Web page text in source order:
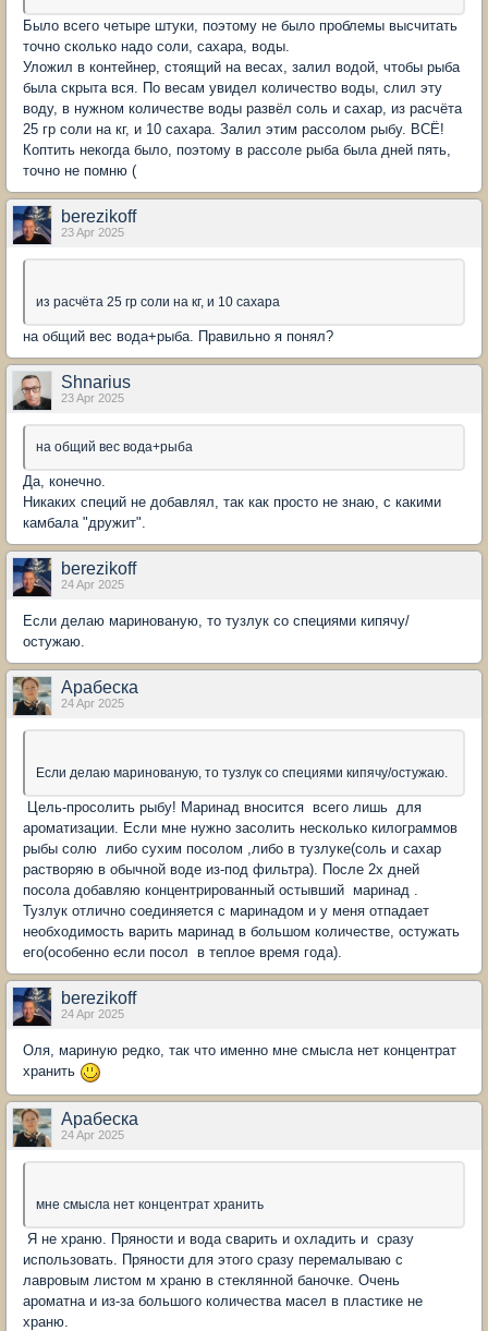
Было всего четыре штуки, поэтому не было проблемы высчитать
точно сколько надо соли, сахара, воды.
Уложил в контейнер, стоящий на весах, залил водой, чтобы рыба
была скрыта вся. По весам увидел количество воды, слил эту
воду, в нужном количестве воды развёл соль и сахар, из расчёта
25 гр соли на кг, и 10 сахара. Залил этим рассолом рыбу. ВСЁ!
Коптить некогда было, поэтому в рассоле рыба была дней пять,
точно не помню (
berezikoff
23 Apr 2025
из расчёта 25 гр соли на кг, и 10 сахара
на общий вес вода+рыба. Правильно я понял?
Shnarius
23 Apr 2025
на общий вес вода+рыба
Да, конечно.
Никаких специй не добавлял, так как просто не знаю, с какими
камбала "дружит".
berezikoff
24 Apr 2025
Если делаю маринованую, то тузлук со специями кипячу/
остужаю.
Арабеска
24 Apr 2025
Если делаю маринованую, то тузлук со специями кипячу/остужаю.
Цель-просолить рыбу! Маринад вносится всего лишь для
ароматизации. Если мне нужно засолить несколько килограммов
рыбы солю либо сухим посолом ,либо в тузлуке(соль и сахар
растворяю в обычной воде из-под фильтра). После 2х дней
посола добавляю концентрированный остывший маринад .
Тузлук отлично соединяется с маринадом и у меня отпадает
необходимость варить маринад в большом количестве, остужать
его(особенно если посол в теплое время года).
berezikoff
24 Apr 2025
Оля, мариную редко, так что именно мне смысла нет концентрат
хранить
Арабеска
24 Apr 2025
мне смысла нет концентрат хранить
Я не храню. Пряности и вода сварить и охладить и сразу
использовать. Пряности для этого сразу перемалываю с
лавровым листом м храню в стеклянной баночке. Очень
ароматна и из-за большого количества масел в пластике не
храню.